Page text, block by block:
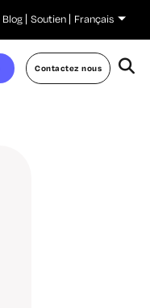
Blog Soutien Français
Contactez nous